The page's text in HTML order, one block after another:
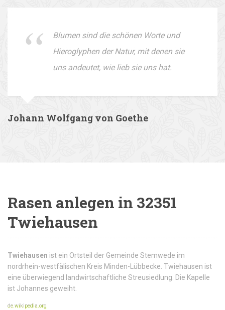
Blumen sind die schönen Worte und
Hieroglyphen der Natur, mit denen sie
uns andeutet, wie lieb sie uns hat.
Johann Wolfgang von Goethe
Rasen anlegen in 32351
Twiehausen
Twiehausen ist ein Ortsteil der Gemeinde Stemwede im
nordrhein-westfälischen Kreis Minden-Lübbecke. Twiehausen ist
eine überwiegend landwirtschaftliche Streusiedlung. Die Kapelle
ist Johannes geweiht.
de.wikipedia.org